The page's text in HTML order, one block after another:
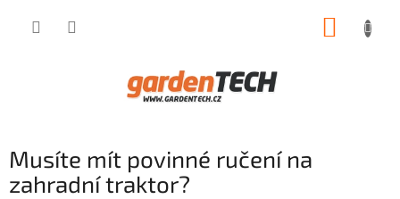
Musíte mít povinné ručení na
zahradní traktor?